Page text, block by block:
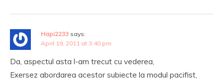
Hapi2233 says:
April 19, 2011 at 3:40 pm
Da, aspectul asta l-am trecut cu vederea,
Exersez abordarea acestor subiecte la modul pacifist,